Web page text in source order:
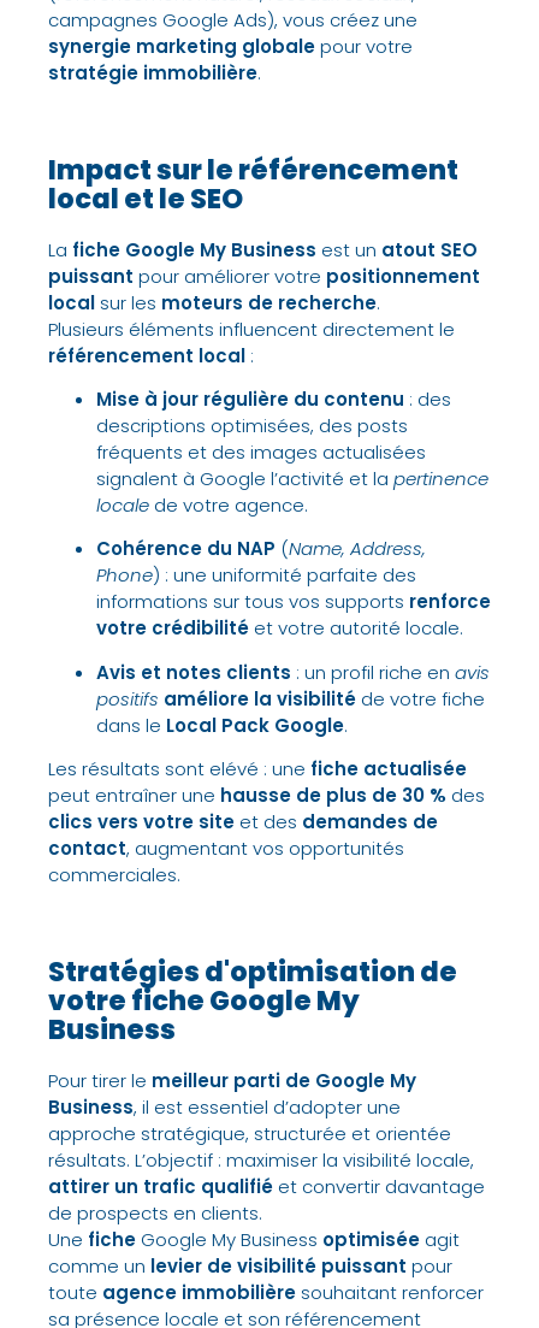
campagnes Google Ads), vous créez une
synergie marketing globalepour votre
stratégie immobilière.
Impact sur le référencement
local et le SEO
La fiche Google My Business est un atout SEO
puissant pour améliorer votre positionnement
local sur les moteurs de recherche.
Plusieurs éléments influencent directement le
référencement local :
Mise à jour régulière du contenu : des
descriptions optimisées, des posts
fréquents et des images actualisées
signalent à Google l’activité et la pertinence
locale de votre agence.
Cohérence du NAP (Name, Address,
Phone) : une uniformité parfaite des
informations sur tous vos supports renforce
votre crédibilité et votre autorité locale.
Avis et notes clients : un profil riche en avis
positifs améliore la visibilité de votre fiche
dans le Local Pack Google.
Les résultats sont elévé : une fiche actualisée
peut entraîner une hausse de plus de 30 % des
clics vers votre site et des demandes de
contact, augmentant vos opportunités
commerciales.
Stratégies d'optimisation de
votre fiche Google My
Business
Pour tirer le meilleur parti de Google My
Business, il est essentiel d’adopter une
approche stratégique, structurée et orientée
résultats. L’objectif : maximiser la visibilité locale,
attirer un trafic qualifié et convertir davantage
de prospects en clients.
Une fiche Google My Business optimisée agit
comme un levier de visibilité puissant pour
toute agence immobilière souhaitant renforcer
sa présence locale et son référencement